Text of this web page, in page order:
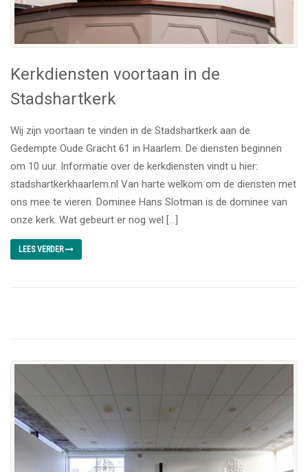
Kerkdiensten voortaan in de
Stadshartkerk
Wij zijn voortaan te vinden in de Stadshartkerk aan de
Gedempte Oude Gracht 61 in Haarlem. De diensten beginnen
om 10 uur. Informatie over de kerkdiensten vindt u hier:
stadshartkerkhaarlem.nl Van harte welkom om de diensten met
ons mee te vieren. Dominee Hans Slotman is de dominee van
onze kerk. Wat gebeurt er nog wel […]
LEES VERDER